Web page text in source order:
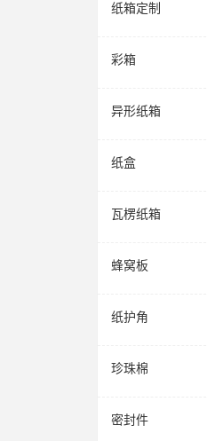
纸箱定制
彩箱
异形纸箱
纸盒
瓦楞纸箱
蜂窝板
纸护角
珍珠棉
密封件